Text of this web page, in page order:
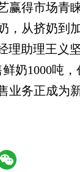
赢得市场青
，从挤奶到
理助理王义
奶1000吨
业务正成为